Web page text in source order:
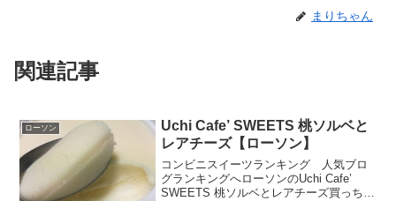
まりちゃん
関連記事
ローソン
Uchi Cafe’ SWEETS 桃ソルベと
レアチーズ【ローソン】
コンビニスイーツランキング 人気ブロ
グランキングへローソンのUchi Cafe’
SWEETS 桃ソルベとレアチーズ買っちゃ